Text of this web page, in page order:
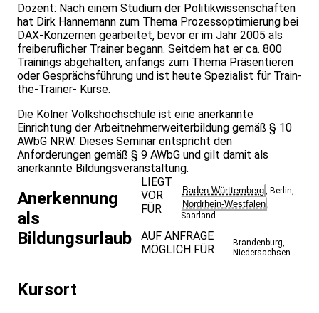
Dozent: Nach einem Studium der Politikwissenschaften
hat Dirk Hannemann zum Thema Prozessoptimierung bei
DAX-Konzernen gearbeitet, bevor er im Jahr 2005 als
freiberuflicher Trainer begann. Seitdem hat er ca. 800
Trainings abgehalten, anfangs zum Thema Präsentieren
oder Gesprächsführung und ist heute Spezialist für Train-
the-Trainer- Kurse.
Die Kölner Volkshochschule ist eine anerkannte
Einrichtung der Arbeitnehmerweiterbildung gemäß § 10
AWbG NRW. Dieses Seminar entspricht den
Anforderungen gemäß § 9 AWbG und gilt damit als
anerkannte Bildungsveranstaltung.
Anerkennung
als
Bildungsurlaub
LIEGT
VOR
FÜR
Baden-Württemberg ,Berlin
Nordrhein-Westfalen
Saarland
AUF ANFRAGE
MÖGLICH FÜR
Brandenburg
Niedersachsen
Kursort